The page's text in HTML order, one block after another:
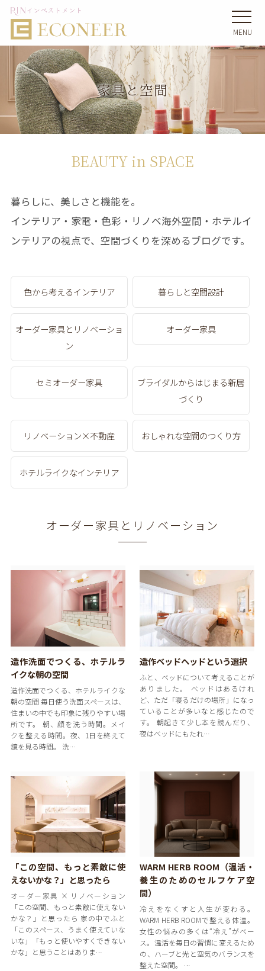
MENU
家具と空間
BEAUTY in SPACE
暮らしに、美しさと機能を。
インテリア・家電・色彩・リノベ海外空間・ホテルイ
ンテリアの視点で、空間づくりを深めるブログです。
色から考えるインテリア 暮らしと空間設計
オーダー家具とリノベーショ
ン
オーダー家具
セミオーダー家具
ブライダルからはじまる新居
づくり
リノベーション×不動産 おしゃれな空間のつくり方
ホテルライクなインテリア
オーダー家具とリノベーション
造作洗面でつくる、ホテルラ
イクな朝の空間
造作洗面でつくる、ホテルライクな
朝の空間 毎日使う洗面スペースは、
住まいの中でも印象に残りやすい場
所です。 朝、顔を洗う時間。メイ
クを整える時間。夜、1日を終えて
鏡を見る時間。 洗…
造作ベッドヘッドという選択
ふと、ベッドについて考えることが
ありました。 ベッドはあるけれ
ど、ただ「寝るだけの場所」になっ
ていることが多いなと感じたので
す。 朝起きて少し本を読んだり、
夜はベッドにもたれ…
「この空間、もっと素敵に使
えないかな？」と思ったら
オーダー家具 × リノベーション
「この空間、もっと素敵に使えない
かな？」と思ったら 家の中でふと
「このスペース、うまく使えていな
いな」「もっと使いやすくできない
かな」と思うことはありま…
WARM HERB ROOM（温活・
養生のためのセルフケア空
間）
冷えをなくすと人生が変わる。
WARM HERB ROOMで整える体温。
女性の悩みの多くは“冷え”がベー
ス。温活を毎日の習慣に変えるため
の、ハーブと光と空気のバランスを
整えた空間。 …